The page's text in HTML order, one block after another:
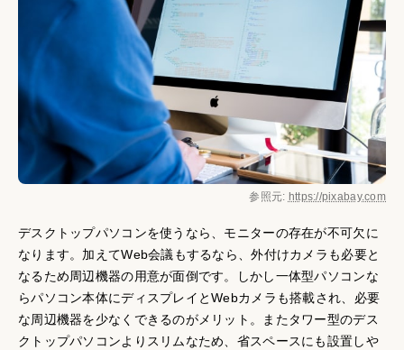
参照元: https://pixabay.com
デスクトップパソコンを使うなら、モニターの存在が不可欠に
なります。加えてWeb会議もするなら、外付けカメラも必要と
なるため周辺機器の用意が面倒です。しかし一体型パソコンな
らパソコン本体にディスプレイとWebカメラも搭載され、必要
な周辺機器を少なくできるのがメリット。またタワー型のデス
クトップパソコンよりスリムなため、省スペースにも設置しや